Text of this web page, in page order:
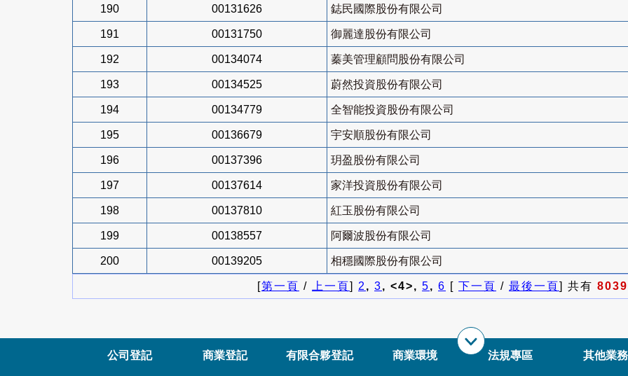
190 00131626 鋕民國際股份有限公司
191 00131750 御麗達股份有限公司
192 00134074 蓁美管理顧問股份有限公司
193 00134525 蔚然投資股份有限公司
194 00134779 全智能投資股份有限公司
195 00136679 宇安順股份有限公司
196 00137396 玥盈股份有限公司
197 00137614 家洋投資股份有限公司
198 00137810 紅玉股份有限公司
199 00138557 阿爾波股份有限公司
200 00139205 相穩國際股份有限公司
[第一頁 / 上一頁] 2, 3, <4>, 5, 6 [ 下一頁 / 最後一頁] 共有 8039
公司登記 商業登記 有限合夥登記 商業環境 法規專區 其他業務